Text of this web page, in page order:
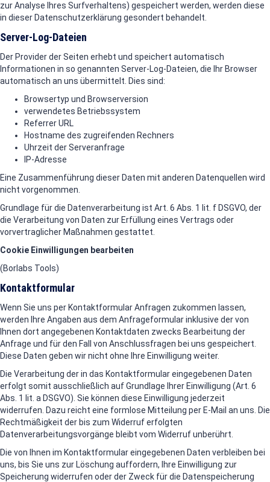
zur Analyse Ihres Surfverhaltens) gespeichert werden, werden diese
in dieser Datenschutzerklärung gesondert behandelt.
Server-Log-Dateien
Der Provider der Seiten erhebt und speichert automatisch
Informationen in so genannten Server-Log-Dateien, die Ihr Browser
automatisch an uns übermittelt. Dies sind:
Browsertyp und Browserversion
verwendetes Betriebssystem
Referrer URL
Hostname des zugreifenden Rechners
Uhrzeit der Serveranfrage
IP-Adresse
Eine Zusammenführung dieser Daten mit anderen Datenquellen wird
nicht vorgenommen.
Grundlage für die Datenverarbeitung ist Art. 6 Abs. 1 lit. f DSGVO, der
die Verarbeitung von Daten zur Erfüllung eines Vertrags oder
vorvertraglicher Maßnahmen gestattet.
Cookie Einwilligungen bearbeiten
(Borlabs Tools)
Kontaktformular
Wenn Sie uns per Kontaktformular Anfragen zukommen lassen,
werden Ihre Angaben aus dem Anfrageformular inklusive der von
Ihnen dort angegebenen Kontaktdaten zwecks Bearbeitung der
Anfrage und für den Fall von Anschlussfragen bei uns gespeichert.
Diese Daten geben wir nicht ohne Ihre Einwilligung weiter.
Die Verarbeitung der in das Kontaktformular eingegebenen Daten
erfolgt somit ausschließlich auf Grundlage Ihrer Einwilligung (Art. 6
Abs. 1 lit. a DSGVO). Sie können diese Einwilligung jederzeit
widerrufen. Dazu reicht eine formlose Mitteilung per E-Mail an uns. Die
Rechtmäßigkeit der bis zum Widerruf erfolgten
Datenverarbeitungsvorgänge bleibt vom Widerruf unberührt.
Die von Ihnen im Kontaktformular eingegebenen Daten verbleiben bei
uns, bis Sie uns zur Löschung auffordern, Ihre Einwilligung zur
Speicherung widerrufen oder der Zweck für die Datenspeicherung